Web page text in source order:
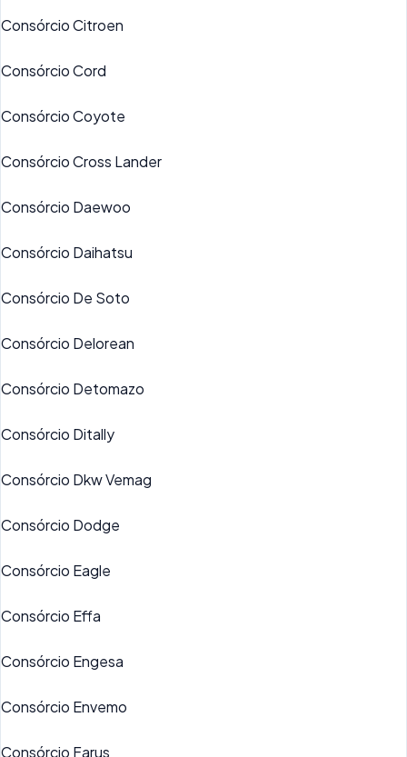
Consórcio Citroen
Consórcio Cord
Consórcio Coyote
Consórcio Cross Lander
Consórcio Daewoo
Consórcio Daihatsu
Consórcio De Soto
Consórcio Delorean
Consórcio Detomazo
Consórcio Ditally
Consórcio Dkw Vemag
Consórcio Dodge
Consórcio Eagle
Consórcio Effa
Consórcio Engesa
Consórcio Envemo
Consórcio Farus